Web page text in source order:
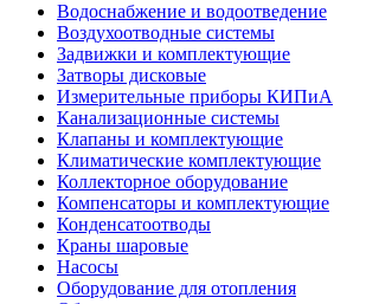
Водоснабжение и водоотведение
Воздухоотводные системы
Задвижки и комплектующие
Затворы дисковые
Измерительные приборы КИПиА
Канализационные системы
Клапаны и комплектующие
Климатические комплектующие
Коллекторное оборудование
Компенсаторы и комплектующие
Конденсатоотводы
Краны шаровые
Насосы
Оборудование для отопления